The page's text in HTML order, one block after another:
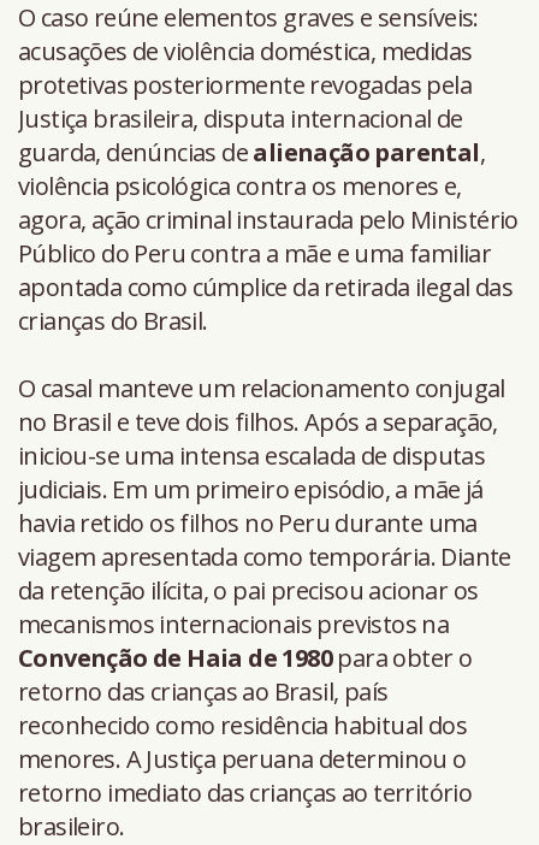
O caso reúne elementos graves e sensíveis:
acusações de violência doméstica, medidas
protetivas posteriormente revogadas pela
Justiça brasileira, disputa internacional de
guarda, denúncias dealienação parental,
violência psicológica contra os menores e,
agora, ação criminal instaurada pelo Ministério
Público do Peru contra a mãe e uma familiar
apontada como cúmplice da retirada ilegal das
crianças do Brasil.
O casal manteve um relacionamento conjugal
no Brasil e teve dois filhos. Após a separação,
iniciou-se uma intensa escalada de disputas
judiciais. Em um primeiro episódio, a mãe já
havia retido os filhos no Peru durante uma
viagem apresentada como temporária. Diante
da retenção ilícita, o pai precisou acionar os
mecanismos internacionais previstos na
Convenção de Haia de 1980para obter o
retorno das crianças ao Brasil, país
reconhecido como residência habitual dos
menores. A Justiça peruana determinou o
retorno imediato das crianças ao território
brasileiro.